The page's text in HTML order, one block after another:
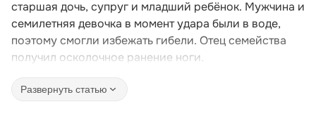
старшая дочь, супруг и младший ребёнок. Мужчина и
семилетняя девочка в момент удара были в воде,
поэтому смогли избежать гибели. Отец семейства
получил осколочное ранение ноги.
Развернуть статью